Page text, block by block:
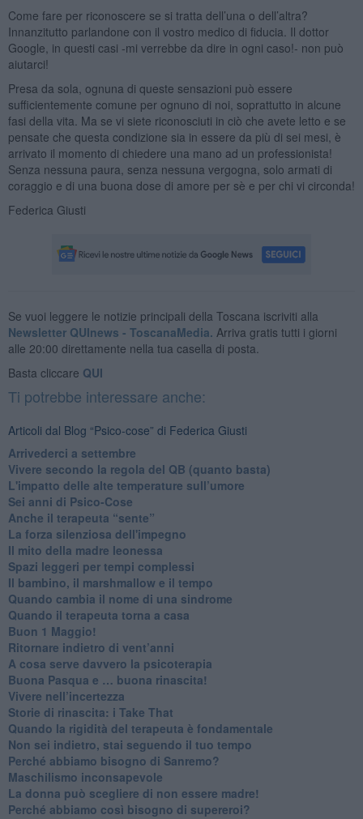
Come fare per riconoscere se si tratta dell’una o dell’altra?
Innanzitutto parlandone con il vostro medico di fiducia. Il dottor
Google, in questi casi -mi verrebbe da dire in ogni caso!- non può
aiutarci!
Presa da sola, ognuna di queste sensazioni può essere
sufficientemente comune per ognuno di noi, soprattutto in alcune
fasi della vita. Ma se vi siete riconosciuti in ciò che avete letto e se
pensate che questa condizione sia in essere da più di sei mesi, è
arrivato il momento di chiedere una mano ad un professionista!
Senza nessuna paura, senza nessuna vergogna, solo armati di
coraggio e di una buona dose di amore per sè e per chi vi circonda!
Federica Giusti
Se vuoi leggere le notizie principali della Toscana iscriviti alla
Newsletter QUInews - ToscanaMedia. Arriva gratis tutti i giorni
alle 20:00 direttamente nella tua casella di posta.
Basta cliccare QUI
Ti potrebbe interessare anche:
Articoli dal Blog “Psico-cose” di Federica Giusti
​Arrivederci a settembre
​Vivere secondo la regola del QB (quanto basta)
​L'impatto delle alte temperature sull’umore
Sei anni di Psico-Cose
​Anche il terapeuta “sente”
​La forza silenziosa dell'impegno
​Il mito della madre leonessa
Spazi leggeri per tempi complessi
Il bambino, il marshmallow e il tempo
​Quando cambia il nome di una sindrome
​Quando il terapeuta torna a casa
​Buon 1 Maggio!
Ritornare indietro di vent’anni
​A cosa serve davvero la psicoterapia
​Buona Pasqua e … buona rinascita!
​Vivere nell’incertezza
​Storie di rinascita: i Take That
​Quando la rigidità del terapeuta è fondamentale
​Non sei indietro, stai seguendo il tuo tempo
​Perché abbiamo bisogno di Sanremo?
​Maschilismo inconsapevole
​La donna può scegliere di non essere madre!
​Perché abbiamo così bisogno di supereroi?